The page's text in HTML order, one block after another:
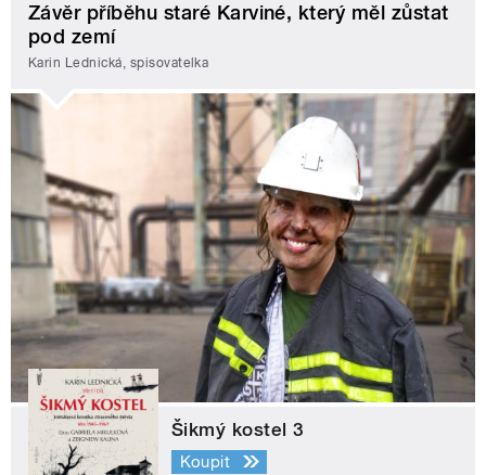
Závěr příběhu staré Karviné, který měl zůstat
pod zemí
Karin Lednická, spisovatelka
Šikmý kostel 3
Koupit